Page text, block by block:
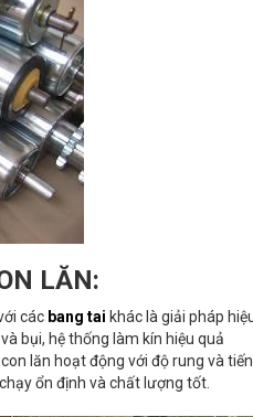
LĂN:
các bang tai khác là giải pháp
bụi, hệ thống làm kín hiệu quả
lăn hoạt động với độ rung và
ổn định và chất lượng tốt.